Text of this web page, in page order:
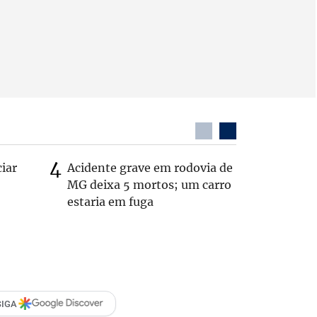
Acidente grave em rodovia de
MG deixa 5 mortos; um carro
estaria em fuga